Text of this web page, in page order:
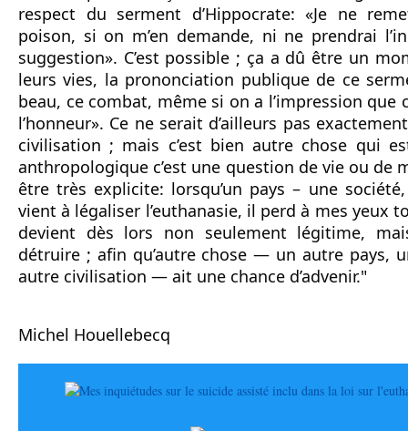
respect du serment d’Hippocrate: «Je ne
poison, si on m’en demande, ni ne prendrai
suggestion». C’est possible ; ça a dû être un
leurs vies, la prononciation publique de ce
beau, ce combat, même si on a l’impression que
l’honneur». Ce ne serait d’ailleurs pas
civilisation ; mais c’est bien autre chose qui
anthropologique c’est une question de vie ou de
être très explicite: lorsqu’un pays – une
vient à légaliser l’euthanasie, il perd à mes yeux
devient dès lors non seulement légitime,
détruire ; afin qu’autre chose — un autre pays,
autre civilisation — ait une chance d’advenir."
Michel Houellebecq